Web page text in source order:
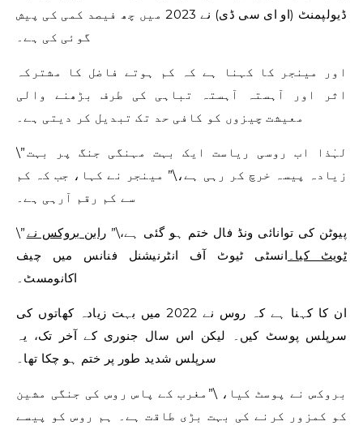
ڈیولپمنٹ (او ای سی ڈی) نے 2023 میں چھ فیصد کمی کی پیش
گوئی کی ہے۔
اور مینجر کا کہنا ہے کہ کم ہوتے فاضل کا مشترکہ
اثر اور آہستہ آہستہ تباہی کی طرف بڑھنے والی
معیشت چیزوں کو کافی حد تک تبدیل کر دیتی ہے۔
\”لہٰذا اب روسی ریاست ایک بہت مہنگی جنگ پر بہت
زیادہ پیسہ خرچ کر رہی ہے،\” مینجر نے کہا، جب کہ کم
سے کم رقم آرہی ہے۔
\”پیوٹن کی توانائی ونڈ فال ختم ہو گئی ہے،\” رابن بروکس نے
ٹویٹ کیا۔ انسٹی ٹیوٹ آف انٹرنیشنل فنانس میں چیف
اکانومسٹ۔
ان کا کہنا ہے کہ روس نے 2022 میں بہت زیادہ کھاتوں کی
سرپلس پوسٹ کیں۔ لیکن اس سال جنوری کے آخر تک، یہ
سرپلس شدید طور پر ختم ہو چکا تھا۔
بروکس نے پوسٹ کیا، \”مغرب کے پاس روس کی جنگی مشین
کو کمزور کرنے کی بہت بڑی طاقت ہے۔ ہم روس کو پیسے